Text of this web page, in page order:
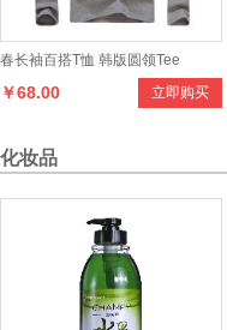
春长袖百搭T恤 韩版圆领Tee
立即购买
￥68.00
化妆品